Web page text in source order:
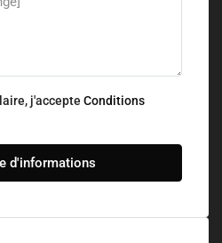
j'accepte Conditions
d'informations